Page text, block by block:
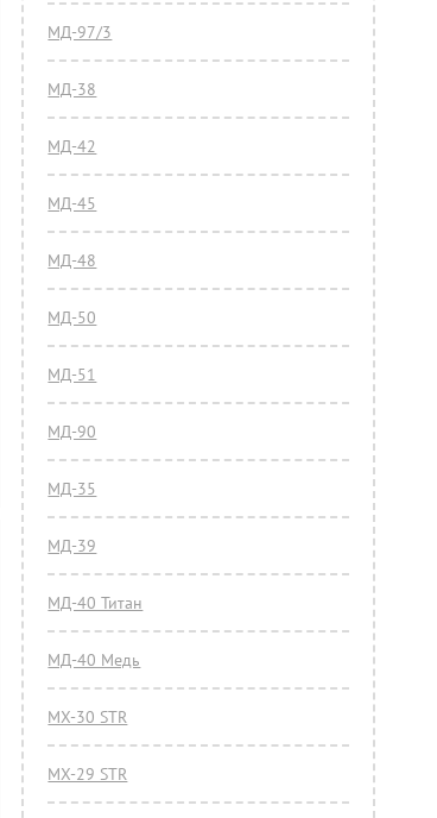
МД-97/3
МД-38
МД-42
МД-45
МД-48
МД-50
МД-51
МД-90
МД-35
МД-39
МД-40 Титан
МД-40 Медь
МХ-30 STR
МХ-29 STR